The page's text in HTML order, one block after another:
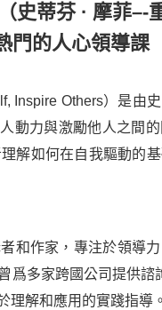
蒂芬 · 摩菲–-
門的人心領導課
Inspire Others）是由
動力與激勵他人之間
解如何在自我驅動的
和作家，專注於領導
爲多家跨國公司提供諮
理解和應用的實踐指導。